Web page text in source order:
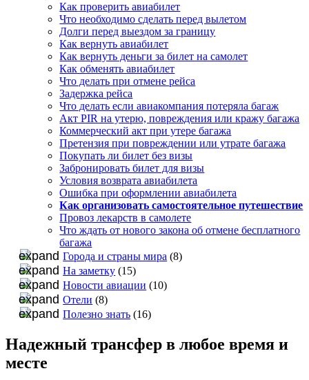
Как проверить авиабилет
Что необходимо сделать перед вылетом
Долги перед выездом за границу
Как вернуть авиабилет
Как вернуть деньги за билет на самолет
Как обменять авиабилет
Что делать при отмене рейса
Задержка рейса
Что делать если авиакомпания потеряла багаж
Акт PIR на утерю, повреждения или кражу багажа
Коммерческий акт при утере багажа
Претензия при повреждении или утрате багажа
Покупать ли билет без визы
Забронировать билет для визы
Условия возврата авиабилета
Ошибка при оформлении авиабилета
Как организовать самостоятельное путешествие
Провоз лекарств в самолете
Что ждать от нового закона об отмене бесплатного
багажа
Города и страны мира (8)
На заметку (15)
Новости авиации (10)
Отели (8)
Полезно знать (16)
Надежный трансфер в любое время и
месте